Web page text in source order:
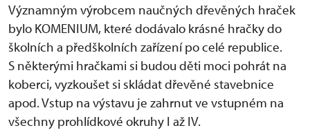
Významným výrobcem naučných dřevěných hraček
bylo KOMENIUM, které dodávalo krásné hračky do
školních a předškolních zařízení po celé republice.
S některými hračkami si budou děti moci pohrát na
koberci, vyzkoušet si skládat dřevěné stavebnice
apod. Vstup na výstavu je zahrnut ve vstupném na
všechny prohlídkové okruhy I až IV.